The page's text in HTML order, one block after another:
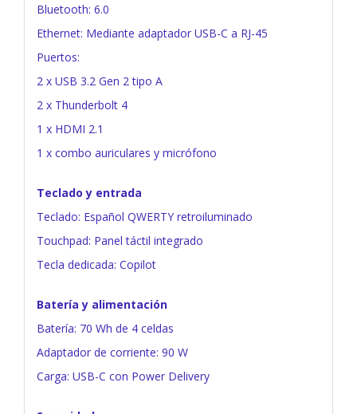
Bluetooth: 6.0
Ethernet: Mediante adaptador USB-C a RJ-45
Puertos:
2 x USB 3.2 Gen 2 tipo A
2 x Thunderbolt 4
1 x HDMI 2.1
1 x combo auriculares y micrófono
Teclado y entrada
Teclado: Español QWERTY retroiluminado
Touchpad: Panel táctil integrado
Tecla dedicada: Copilot
Batería y alimentación
Batería: 70 Wh de 4 celdas
Adaptador de corriente: 90 W
Carga: USB-C con Power Delivery